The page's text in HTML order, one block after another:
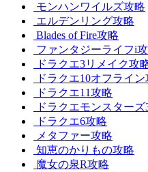
モンハンワイルズ攻略
エルデンリング攻略
Blades of Fire攻略
ファンタジーライフi
ドラクエ3リメイク攻
ドラクエ10オフライン
ドラクエ11攻略
ドラクエモンスターズ
ドラクエ6攻略
メタファー攻略
知恵のかりもの攻略
魔女の泉R攻略